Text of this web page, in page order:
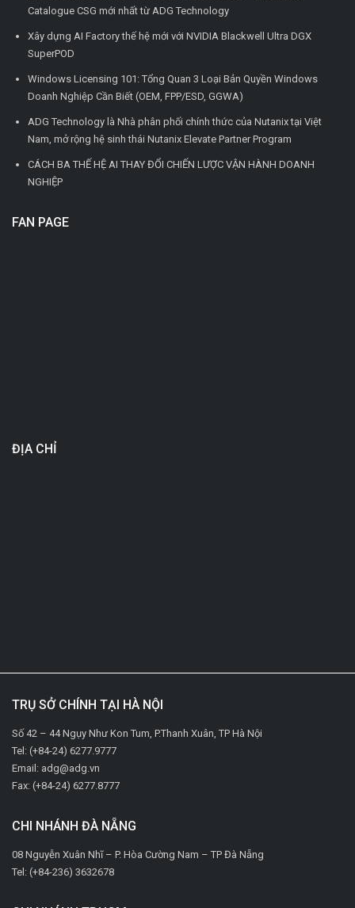
Catalogue CSG mới nhất từ ADG Technology
Xây dựng AI Factory thế hệ mới với NVIDIA Blackwell Ultra DGX
SuperPOD
Windows Licensing 101: Tổng Quan 3 Loại Bản Quyền Windows
Doanh Nghiệp Cần Biết (OEM, FPP/ESD, GGWA)
ADG Technology là Nhà phân phối chính thức của Nutanix tại Việt
Nam, mở rộng hệ sinh thái Nutanix Elevate Partner Program
CÁCH BA THẾ HỆ AI THAY ĐỔI CHIẾN LƯỢC VẬN HÀNH DOANH
NGHIỆP
FAN PAGE
ĐỊA CHỈ
TRỤ SỞ CHÍNH TẠI HÀ NỘI
Số 42 – 44 Ngụy Như Kon Tum, P.Thanh Xuân, TP Hà Nội
Tel: (+84-24) 6277.9777
Email: adg@adg.vn
Fax: (+84-24) 6277.8777
CHI NHÁNH ĐÀ NẴNG
08 Nguyễn Xuân Nhĩ – P. Hòa Cường Nam – TP Đà Nẵng
Tel: (+84-236) 3632678